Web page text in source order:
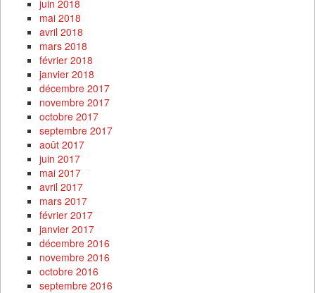
juin 2018
mai 2018
avril 2018
mars 2018
février 2018
janvier 2018
décembre 2017
novembre 2017
octobre 2017
septembre 2017
août 2017
juin 2017
mai 2017
avril 2017
mars 2017
février 2017
janvier 2017
décembre 2016
novembre 2016
octobre 2016
septembre 2016